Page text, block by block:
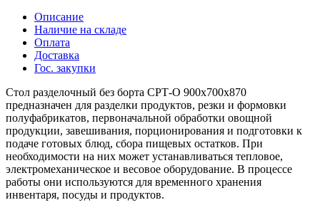
Описание
Наличие на складе
Оплата
Доставка
Гос. закупки
Стол разделочный без борта СРТ-О 900х700х870
предназначен для разделки продуктов, резки и формовки
полуфабрикатов, первоначальной обработки овощной
продукции, завешивания, порционирования и подготовки к
подаче готовых блюд, сбора пищевых остатков. При
необходимости на них может устанавливаться тепловое,
электромеханическое и весовое оборудование. В процессе
работы они используются для временного хранения
инвентаря, посуды и продуктов.